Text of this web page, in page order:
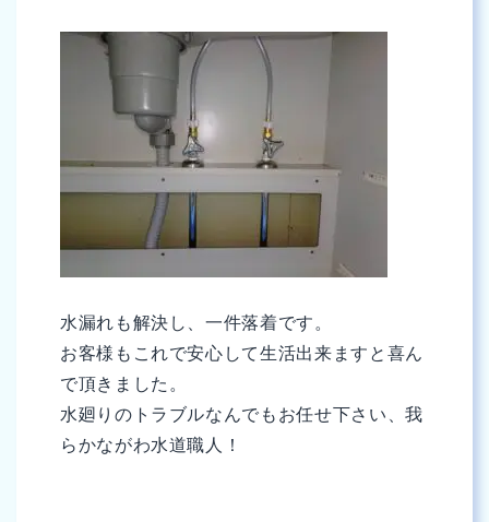
水漏れも解決し、一件落着です。
お客様もこれで安心して生活出来ますと喜ん
で頂きました。
水廻りのトラブルなんでもお任せ下さい、我
らかながわ水道職人！